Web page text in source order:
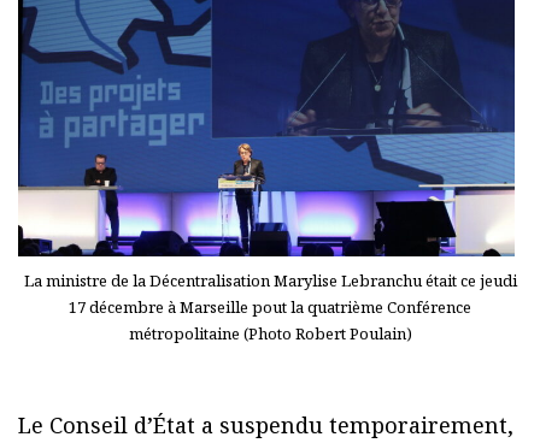
La ministre de la Décentralisation Marylise Lebranchu était ce jeudi
17 décembre à Marseille pout la quatrième Conférence
métropolitaine (Photo Robert Poulain)
Le Conseil d’État a suspendu temporairement,